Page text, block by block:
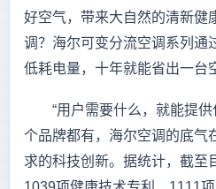
好空气，带来大自然的清新健
调？海尔可变分流空调系列通
低耗电量，十年就能省出一
“用户需要什么，就能提供
个品牌都有，海尔空调的底气
求的科技创新。据统计，截至